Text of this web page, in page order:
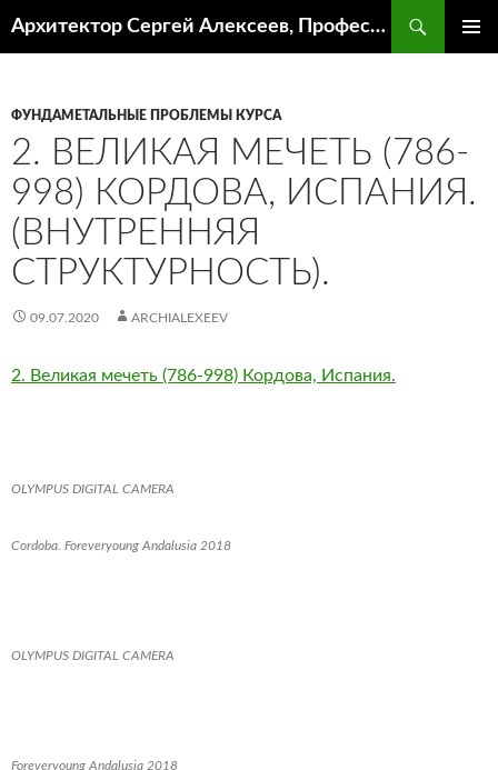
Архитектор Сергей Алексеев, Профессор кафедры ИА и АР ААИ ЮФУ
ФУНДАМЕТАЛЬНЫЕ ПРОБЛЕМЫ КУРСА
2. ВЕЛИКАЯ МЕЧЕТЬ (786-
998) КОРДОВА, ИСПАНИЯ.
(ВНУТРЕННЯЯ
СТРУКТУРНОСТЬ).
09.07.2020 ARCHIALEXEEV
2. Великая мечеть (786-998) Кордова, Испания.
OLYMPUS DIGITAL CAMERA
Cordoba. Foreveryoung Andalusia 2018
OLYMPUS DIGITAL CAMERA
Foreveryoung Andalusia 2018